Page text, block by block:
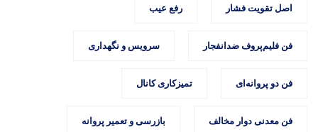
اصل تقویت فشار رفع عیب
فن فلیم‌پروف ضدانفجار سرویس و نگهداری
فن دو پروانه‌ای تمیزکاری کانال
فن معدنی دوار مخالف بازرسی و تعمیر پروانه